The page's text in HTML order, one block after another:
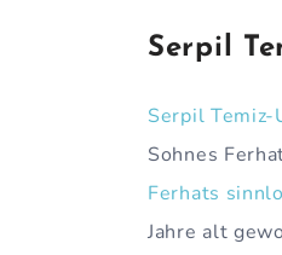
Serpil
Serpil Temiz-
Sohnes
Ferhats
Jahre alt